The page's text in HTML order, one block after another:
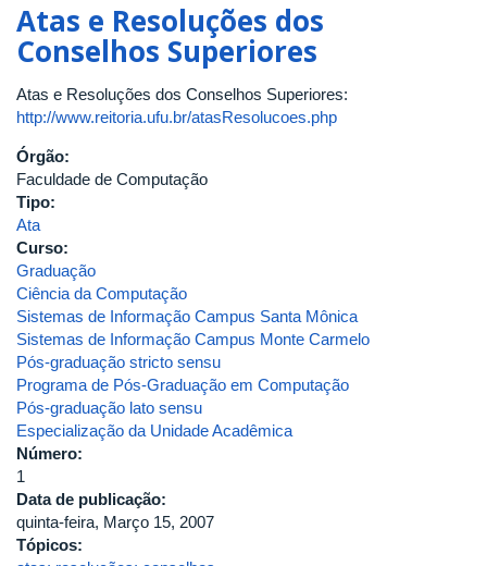
Campus
Carmelo
Atas e Resoluções dos
Conselhos Superiores
Atas e Resoluções dos Conselhos Superiores:
http://www.reitoria.ufu.br/atasResolucoes.php
Órgão:
Faculdade de Computação
Tipo:
Ata
Curso:
Graduação
Ciência da Computação
Sistemas de Informação Campus Santa Mônica
Sistemas de Informação Campus Monte Carmelo
Pós-graduação stricto sensu
Programa de Pós-Graduação em Computação
Pós-graduação lato sensu
Especialização da Unidade Acadêmica
Número:
1
Data de publicação:
quinta-feira, Março 15, 2007
Tópicos: